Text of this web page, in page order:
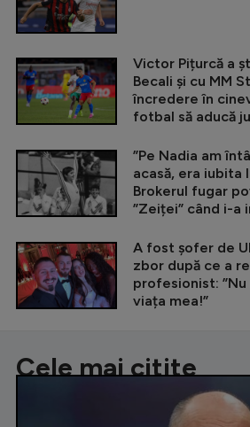
Victor Pițurcă a
Becali și cu MM
încredere în
fotbal să aducă
”Pe Nadia am
acasă, era iubita
Brokerul fugar
”Zeiței” când i-a
A fost șofer de
zbor după ce a
profesionist:
viața mea!”
Cele mai citite